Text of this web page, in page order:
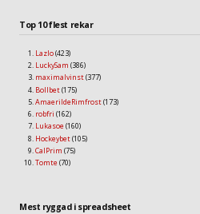
Top 10 flest rekar
Lazlo(423)
LuckySam (386)
maximalvinst(377)
Bollbet(175)
AmaerildeRimfrost(173)
robfri (162)
Lukasoe (160)
Hockeybet(105)
CalPrim (75)
Tomte (70)
Mest ryggad i spreadsheet